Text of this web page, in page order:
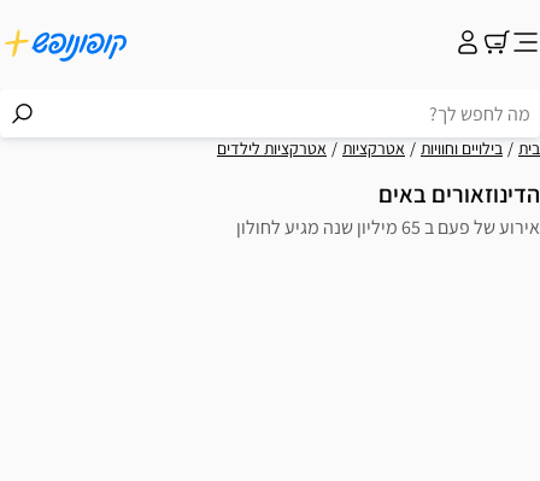
בית בילויים וחוויות אטרקציות אטרקציות לילדים
הדינוזאורים באים
אירוע של פעם ב 65 מיליון שנה מגיע לחולון